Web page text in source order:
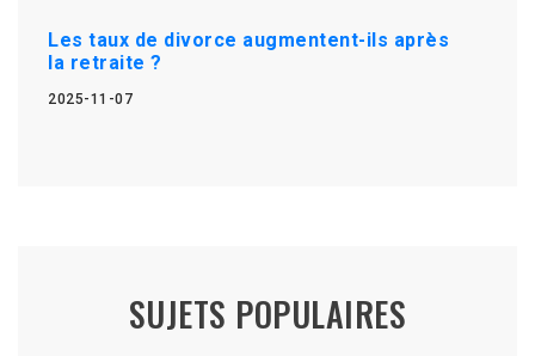
Les taux de divorce augmentent-ils après
la retraite ?
2025-11-07
SUJETS POPULAIRES